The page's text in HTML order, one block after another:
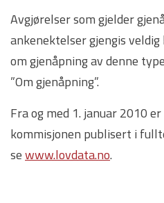
Avgjørelser som gjelder
ankenektelser gjengis
om gjenåpning av denne
”Om gjenåpning”.
Fra og med 1. januar 2010
kommisjonen publisert i
sewww.lovdata.no.